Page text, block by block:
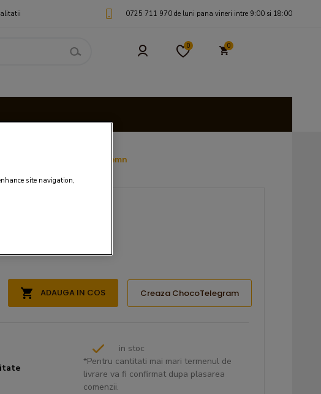
0725 711 970 de luni pana vineri intre 9:00 si 18:00
0 0
"Iarta-ma!" in cutie de lemn
LEI
100.49 LEI
ADAUGA IN COS Creaza ChocoTelegram
in stoc
*Pentru cantitati mai mari termenul de
livrare va fi confirmat dupa plasarea
comenzii.
site navigation,